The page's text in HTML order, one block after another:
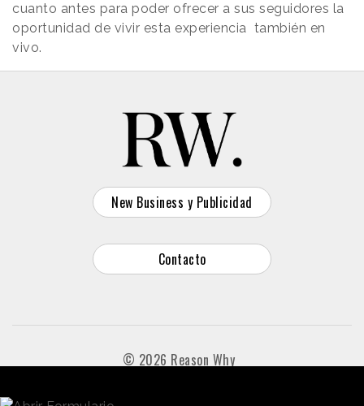
cuanto antes para poder ofrecer a sus seguidores la
oportunidad de vivir esta experiencia también en
vivo.
New Business y Publicidad
Contacto
© 2026 Reason Why